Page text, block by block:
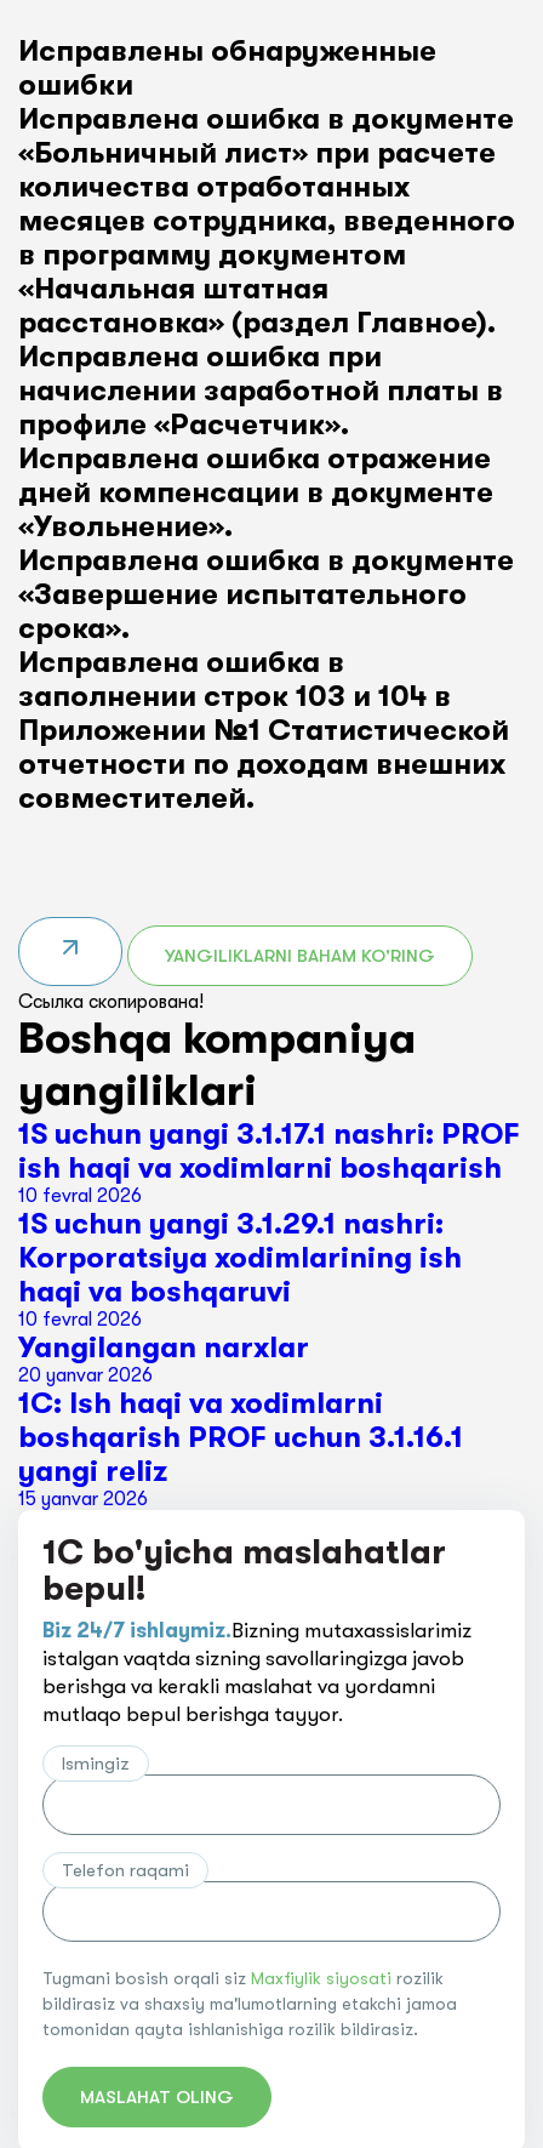
Исправлены обнаруженные
ошибки
Исправлена ошибка в документе
«Больничный лист» при расчете
количества отработанных
месяцев сотрудника, введенного
в программу документом
«Начальная штатная
расстановка» (раздел Главное).
Исправлена ошибка при
начислении заработной платы в
профиле «Расчетчик».
Исправлена ошибка отражение
дней компенсации в документе
«Увольнение».
Исправлена ошибка в документе
«Завершение испытательного
срока».
Исправлена ошибка в
заполнении строк 103 и 104 в
Приложении №1 Статистической
отчетности по доходам внешних
совместителей.
YANGILIKLARNI BAHAM KO'RING
Ссылка скопирована!
Boshqa kompaniya
yangiliklari
1S uchun yangi 3.1.17.1 nashri: PROF
ish haqi va xodimlarni boshqarish
10 fevral 2026
1S uchun yangi 3.1.29.1 nashri:
Korporatsiya xodimlarining ish
haqi va boshqaruvi
10 fevral 2026
Yangilangan narxlar
20 yanvar 2026
1C: Ish haqi va xodimlarni
boshqarish PROF uchun 3.1.16.1
yangi reliz
15 yanvar 2026
1C bo'yicha maslahatlar
bepul!
Biz 24/7 ishlaymiz.Bizning mutaxassislarimiz
istalgan vaqtda sizning savollaringizga javob
berishga va kerakli maslahat va yordamni
mutlaqo bepul berishga tayyor.
Ismingiz
Telefon raqami
Tugmani bosish orqali siz Maxfiylik siyosati rozilik
bildirasiz va shaxsiy ma'lumotlarning etakchi jamoa
tomonidan qayta ishlanishiga rozilik bildirasiz.
MASLAHAT OLING